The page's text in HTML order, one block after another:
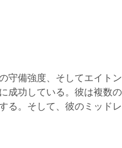
守備強度、そしてエイトン
成功している。彼は複数
る。そして、彼のミッド